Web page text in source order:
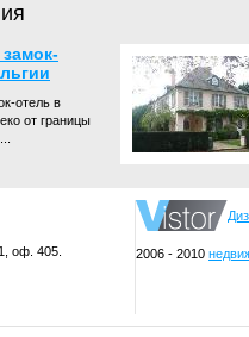
отель в
от границы
оф. 405. 2006 - 2010